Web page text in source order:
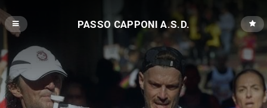
PASSO CAPPONI A.S.D.